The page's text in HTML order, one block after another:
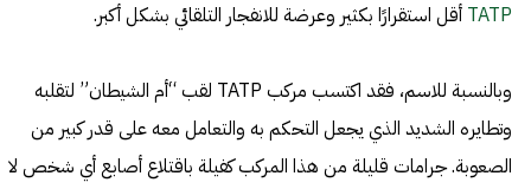
TATP أقل استقرارًا بكثير وعرضة للانفجار التلقائي بشكل أكبر.
وبالنسبة للاسم، فقد اكتسب مركب TATP لقب “أم الشيطان” لتقلبه
وتطايره الشديد الذي يجعل التحكم به والتعامل معه على قدر كبير من
الصعوبة. جرامات قليلة من هذا المركب كفيلة باقتلاع أصابع أي شخص لا